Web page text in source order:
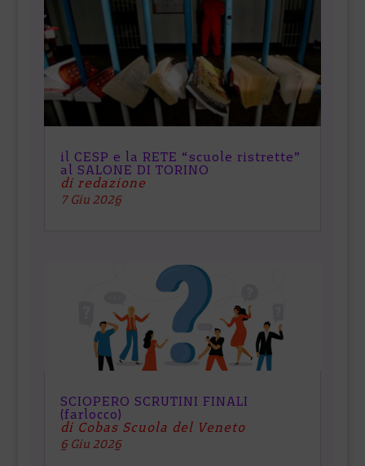
il CESP e la RETE “scuole ristrette”
al SALONE DI TORINO
di redazione
7 Giu 2026
SCIOPERO SCRUTINI FINALI
(farlocco)
di Cobas Scuola del Veneto
6 Giu 2026